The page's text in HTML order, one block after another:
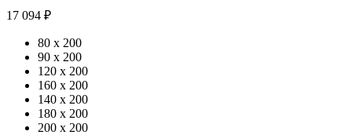
17 094 ₽
80 x 200
90 x 200
120 x 200
160 x 200
140 x 200
180 x 200
200 x 200